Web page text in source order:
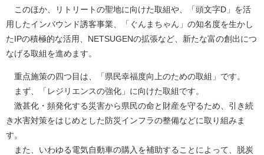
このほか、リトリートの聖地に向けた取組や、「頭文字D」を活
用したインバウンド誘客事業、「ぐんまちゃん」の知名度を生かし
たIPの積極的な活用、NETSUGENの拡張など、新たな富の創出につ
なげる取組を進めます。
重点施策の四つ目は、「県民幸福度向上のための取組」です。
まず、「レジリエンスの強化」に向けた取組です。
激甚化・頻発化する災害から県民の命と財産を守るため、引き続
き水害対策をはじめとした防災インフラの整備などに取り組みま
す。
また、いわゆる電気自動車の購入を補助することによって、脱炭